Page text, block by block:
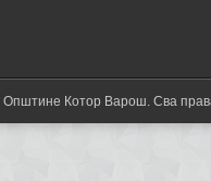
Општине Котор Варош. Сва